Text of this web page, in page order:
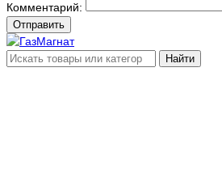
Комментарий:
Отправить
Найти